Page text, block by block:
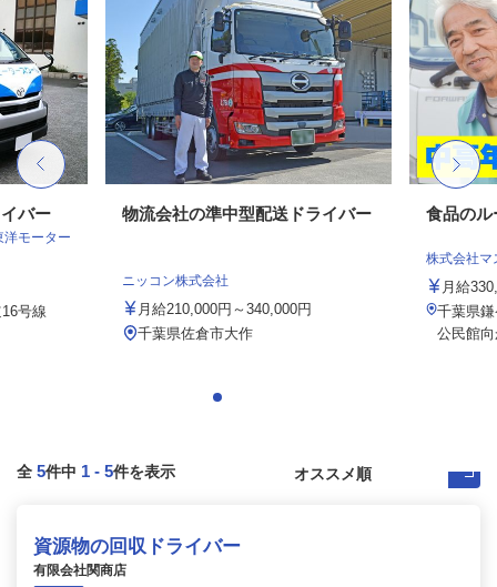
バー
モーター
号線
物流会社の準中型配送ドライバー
ニッコン株式会社
月給210,000円～340,000円
千葉県佐倉市大作
食品のル
株式会社マ
月給
千葉県
公民館
全 5件中 1 - 5件を表示
資源物の回収ドライバー
有限会社関商店